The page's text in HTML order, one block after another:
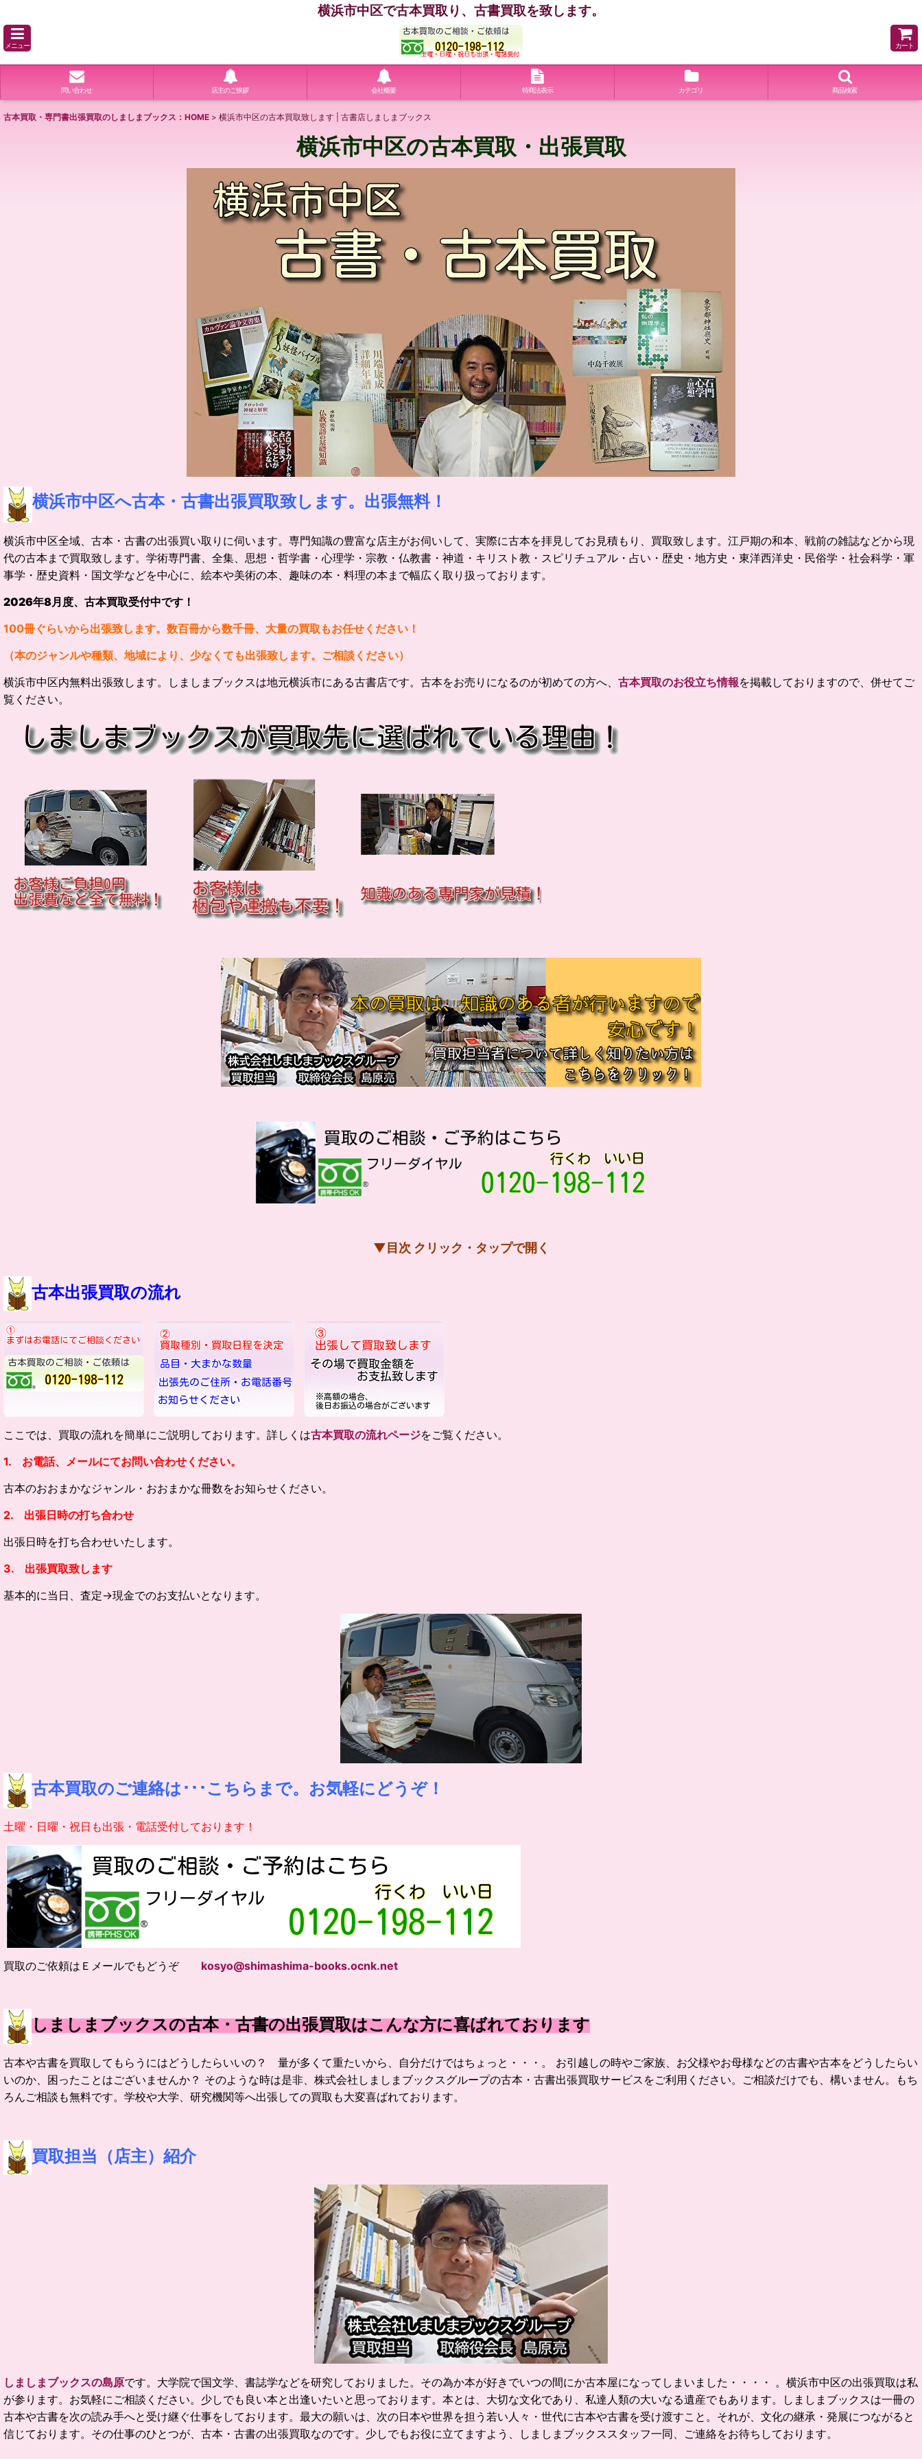
横浜市中区で古本買取り、古書買取を致します。
メニュー カート
問い合わせ 店主のご挨拶 会社概要 特商法表示 カテゴリ 商品検索
古本買取・専門書出張買取のしましまブックス：HOME > 横浜市中区の古本買取致します | 古書店しましまブックス
横浜市中区の古本買取・出張買取
横浜市中区へ古本・古書出張買取致します。出張無料！
横浜市中区全域、古本・古書の出張買い取りに伺います。 専門知識の豊富な店主がお伺いして、実際に古本を拝見してお見積もり、買取致します。 江戸期の和本、戦前の雑誌などから現
代の古本まで買取致します。学術専門書、全集、思想・哲学書・心理学・宗教・仏教書・神道・キリスト教・スピリチュアル・占い・歴史・地方史・東洋西洋史・民俗学・社会科学・軍
事学・歴史資料・国文学などを中心に、絵本や美術の本、趣味の本・料理の本まで幅広く取り扱っております。
2026年8月度、古本買取受付中です！
100冊ぐらいから出張致します。数百冊から数千冊、大量の買取もお任せください！
（本のジャンルや種類、地域により、少なくても出張致します。ご相談ください）
横浜市中区内無料出張致します。しましまブックスは地元横浜市にある古書店です。古本をお売りになるのが初めての方へ、 古本買取のお役立ち情報を掲載しておりますので、併せてご
覧ください。
▼目次 クリック・タップで開く
古本出張買取の流れ
ここでは、買取の流れを簡単にご説明しております。詳しくは古本買取の流れページをご覧ください。
1. お電話、メールにてお問い合わせください。
古本のおおまかなジャンル・ おおまかな冊数をお知らせください。
2. 出張日時の打ち合わせ
出張日時を打ち合わせいたします。
3. 出張買取致します
基本的に当日、査定→現金でのお支払いとなります。
古本買取のご連絡は･･･こちらまで。お気軽にどうぞ！
土曜・日曜・祝日も出張・電話受付しております！
買取のご依頼はＥメールでもどうぞ kosyo@shimashima-books.ocnk.net
しましまブックスの古本・古書の出張買取はこんな方に喜ばれております
古本や古書を買取してもらうにはどうしたらいいの？ 量が多くて重たいから、自分だけではちょっと・・・。 お引越しの時やご家族、お父様やお母様などの古書や古本をどうしたらい
いのか、困ったことはございませんか？ そのような時は是非、株式会社しましまブックスグループの古本・古書出張買取サービスをご利用ください。ご相談だけでも、構いません。もち
ろんご相談も無料です。学校や大学、研究機関等へ出張しての買取も大変喜ばれております。
買取担当（店主）紹介
しましまブックスの島原です。 大学院で国文学、書誌学などを研究しておりました。 その為か本が好きでいつの間にか古本屋になってしまいました・・・・ 。 横浜市中区の出張買取は私
が参ります。お気軽にご相談ください。 少しでも良い本と出逢いたいと思っております。 本とは、大切な文化であり、私達人類の大いなる遺産でもあります。
しましまブックスは一冊の
古本や古書を次の読み手へと受け継ぐ仕事をしております。 最大の願いは、次の日本や世界を担う若い人々・世代に古本や古書を受け渡すこと。 それが、文化の継承・発展につながると
信じております。 その仕事のひとつが、古本・古書の出張買取なのです。 少しでもお役に立てますよう、しましまブックススタッフ一同、ご連絡をお待ちしております。